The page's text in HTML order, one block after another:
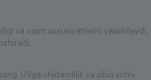
va oqim xususiyatlarini yaxshilaydi,
UVga chidamlilik va silliq sirtni